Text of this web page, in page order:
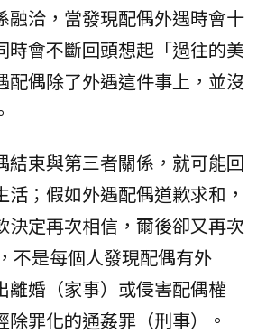
融洽，當發現配偶外遇時會十
時會不斷回頭想起「過往的美
配偶除了外遇這件事上，並沒
結束與第三者關係，就可能回
；假如外遇配偶道歉求和，
決定再次相信，爾後卻又再次
不是每個人發現配偶有外
離婚（家事）或侵害配偶權
除罪化的通姦罪（刑事）。